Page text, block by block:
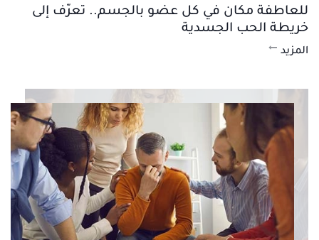
للعاطفة مكان في كل عضو بالجسم.. تعرّف إلى
خريطة الحب الجسدية
المزيد